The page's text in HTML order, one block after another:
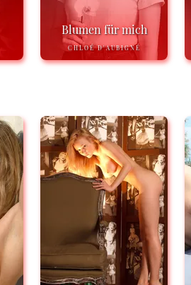
Blumen für mich
CHLOÉ D'AUBIGNÉ